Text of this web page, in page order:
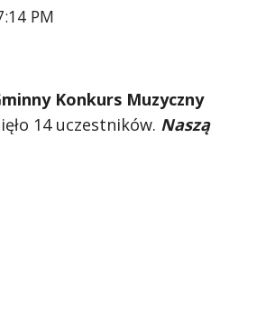
PM
Konkurs Muzyczny
14 uczestników. Naszą